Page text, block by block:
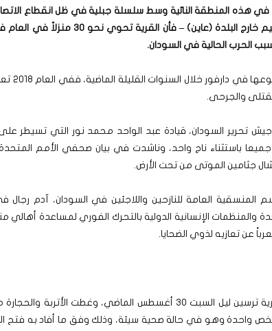
في هذه المنطقة النائية وسط سلسلة جبلية في ظل انقطاع
الحرب الحالية في السودان.
وهذه هي
والجرحى.
تحرير السودان، قيادة عبد الواحد محمد نور التي تسيطر
باستثناء ناج واحد، وناشدت في بيان صحفي الأمم المتحدة
جثامين الموتى من تحت الأرض.
العامة للنازحين واللاجئين في السودان، آدم رجال
والمنظمات الإنسانية الدولية بالتحرك الفوري لمساعدة أهالي
عن تعازيه لذوي الضحايا.
وحدث الانزلاق الأرضي على قرية ترسين ليل السبت 30 أغسطس الماضي، وغطت
واحدة وهو في حالة صحية سيئة، وذلك وفق ما أفاد به فتح